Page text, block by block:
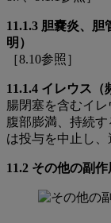
11.1.3 胆嚢炎、胆
明）
［8.10参照］
11.1.4 イレウス（
腸閉塞を含むイレ
腹部膨満、持続
は投与を中⽌し、
11.2 その他の副作